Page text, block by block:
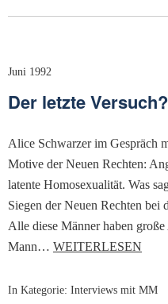
Juni 1992
Der letzte Versuch?
Alice Schwarzer im Gespräch
Motive der Neuen Rechten:
latente Homosexualität. Was
Siegen der Neuen Rechten bei
Alle diese Männer haben
Mann… WEITERLESEN
In Kategorie: Interviews mit MM